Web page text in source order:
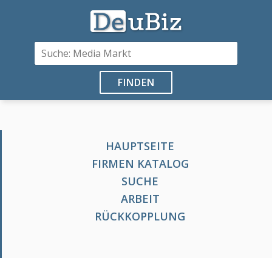
FINDEN
HAUPTSEITE
FIRMEN KATALOG
SUCHE
ARBEIT
RÜCKKOPPLUNG